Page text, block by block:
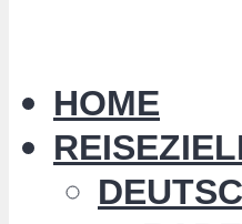
HOME